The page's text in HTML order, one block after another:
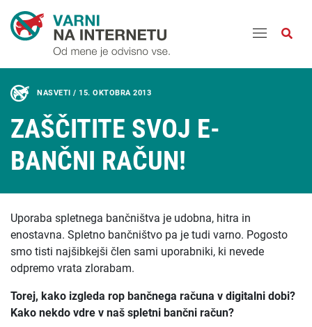
NASVETI /15. OKTOBRA 2013
ZAŠČITITE SVOJ E-
BANČNI RAČUN!
Uporaba spletnega bančništva je udobna, hitra in
enostavna. Spletno bančništvo pa je tudi varno. Pogosto
smo tisti najšibkejši člen sami uporabniki, ki nevede
odpremo vrata zlorabam.
Torej, kako izgleda rop bančnega računa v digitalni dobi?
Kako nekdo vdre v naš spletni bančni račun?